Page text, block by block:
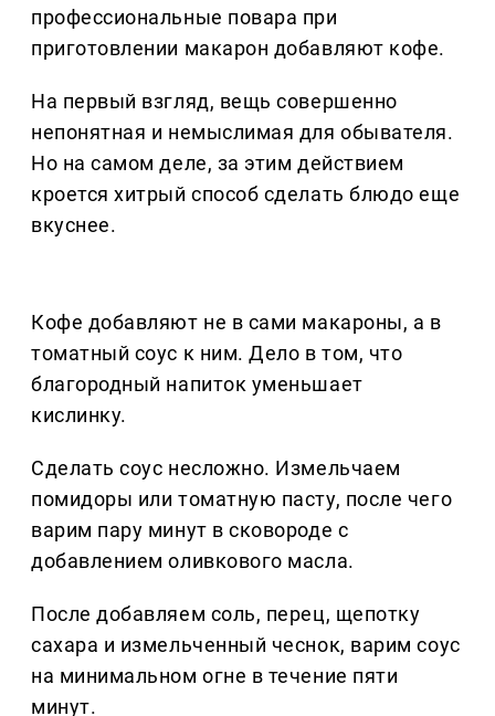
профессиональные повара при
приготовлении макарон добавляют кофе.
На первый взгляд, вещь совершенно
непонятная и немыслимая для обывателя.
Но на самом деле, за этим действием
кроется хитрый способ сделать блюдо еще
вкуснее.
Кофе добавляют не в сами макароны, а в
томатный соус к ним. Дело в том, что
благородный напиток уменьшает
кислинку.
Сделать соус несложно. Измельчаем
помидоры или томатную пасту, после чего
варим пару минут в сковороде с
добавлением оливкового масла.
После добавляем соль, перец, щепотку
сахара и измельченный чеснок, варим соус
на минимальном огне в течение пяти
минут.